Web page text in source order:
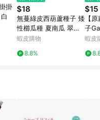
掛 $18
無蔓綠皮西葫蘆種子 矮
性櫛瓜種 夏南瓜 翠玉
瓜 家庭菜園 陽台盆栽
農藥 新鮮採種 適合台
蝦皮購物
8.8%
$15
【
子
澎湖
被盆
蝦皮